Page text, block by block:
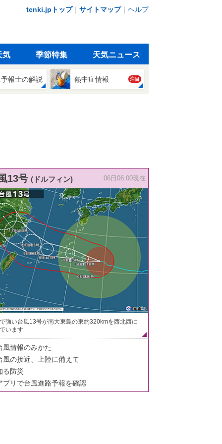
tenki.jpトップ｜ サイトマップ｜ ヘルプ
気 季節特集 天気ニュース
報士の解説 熱中症情報 注目
13号 (ドルフィン) 06日06:00現在
強い台風13号が南大東島の東約320kmを西北西に
います
風情報のみかた
風の接近、上陸に備えて
る防災
プリで台風進路予報を確認